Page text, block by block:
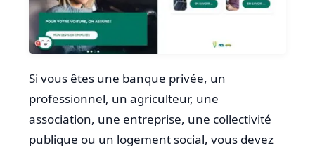
Si vous êtes une banque privée, un
professionnel, un agriculteur, une
association, une entreprise, une collectivité
publique ou un logement social, vous devez